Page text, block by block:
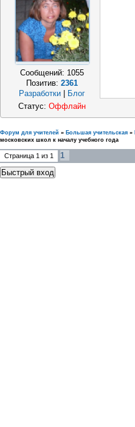
Сообщений: 1055
Позитив: 2361
Разработки | Блог
Статус: Оффлайн
Форум для учителей » Большая учительская »
московских школ к началу учебного года
Страница 1 из 1 1